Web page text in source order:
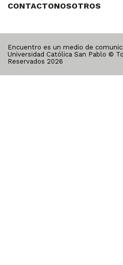
CONTACTONOSOTROS
Encuentro es un medio de
Universidad Católica San Pablo ©
Reservados 2026